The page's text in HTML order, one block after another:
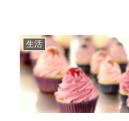
生活